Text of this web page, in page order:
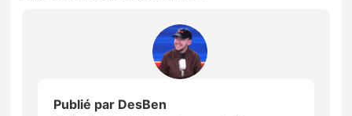
Publié par DesBen